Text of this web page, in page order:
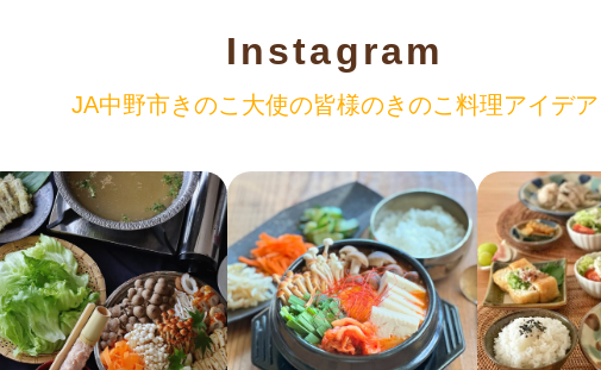
Instagram
JA中野市きのこ大使の皆様のきのこ料理アイデア